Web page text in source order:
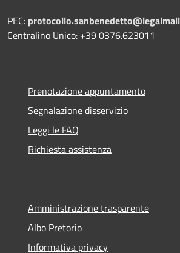
PEC:
Centralino Unico: +39 0376.623011
Prenotazione appuntamento
Segnalazione disservizio
Leggi le FAQ
Richiesta assistenza
Amministrazione trasparente
Albo Pretorio
Informativa privacy